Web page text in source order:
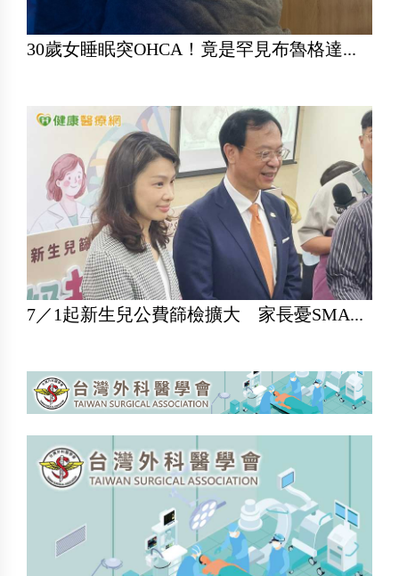
30歲女睡眠突OHCA！竟是罕見布魯格達...
7／1起新生兒公費篩檢擴大 家長憂SMA...